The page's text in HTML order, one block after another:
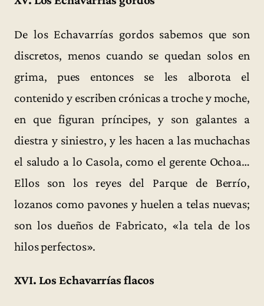
De los Echavarrías gordos sabemos que son
discretos, menos cuando se quedan solos en
grima, pues entonces se les alborota el
contenido y escriben crónicas a troche y moche,
en que figuran príncipes, y son galantes a
diestra y siniestro, y les hacen a las muchachas
el saludo a lo Casola, como el gerente Ochoa…
Ellos son los reyes del Parque de Berrío,
lozanos como pavones y huelen a telas nuevas;
son los dueños de Fabricato, «la tela de los
hilos perfectos».
XVI. Los Echavarrías flacos